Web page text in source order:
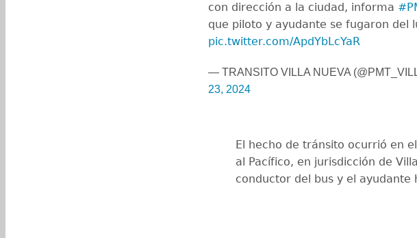
con dirección a la ciudad, informa
que piloto y ayudante se fugaron del
pic.twitter.com/ApdYbLcYaR
— TRANSITO VILLA NUEVA
23, 2024
El hecho de tránsito ocurrió en
al Pacífico, en jurisdicción de
conductor del bus y el ayudante